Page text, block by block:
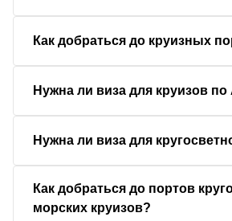
Как добраться до круизных
Нужна ли виза для круизов по
Нужна ли виза для
Как добраться до портов
морских круизов?